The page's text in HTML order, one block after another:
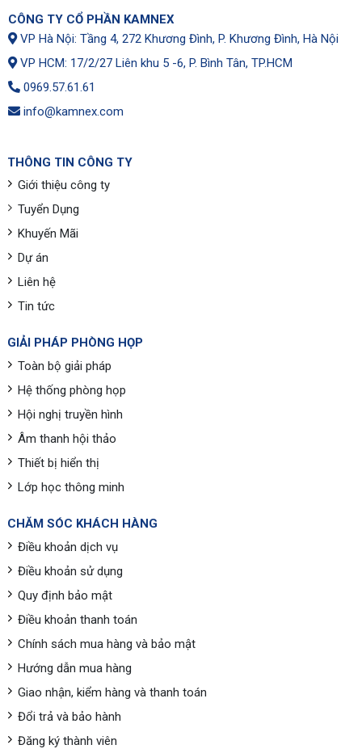
CÔNG TY CỔ PHẦN KAMNEX
VP Hà Nội: Tầng 4, 272 Khương Đình, P. Khương Đình, Hà Nội
VP HCM: 17/2/27 Liên khu 5 -6, P. Bình Tân, TP.HCM
0969.57.61.61
info@kamnex.com
THÔNG TIN CÔNG TY
Giới thiệu công ty
Tuyển Dụng
Khuyến Mãi
Dự án
Liên hệ
Tin tức
GIẢI PHÁP PHÒNG HỌP
Toàn bộ giải pháp
Hệ thống phòng họp
Hội nghị truyền hình
Âm thanh hội thảo
Thiết bị hiển thị
Lớp học thông minh
CHĂM SÓC KHÁCH HÀNG
Điều khoản dịch vụ
Điều khoản sử dụng
Quy định bảo mật
Điều khoản thanh toán
Chính sách mua hàng và bảo mật
Hướng dẫn mua hàng
Giao nhận, kiểm hàng và thanh toán
Đổi trả và bảo hành
Đăng ký thành viên